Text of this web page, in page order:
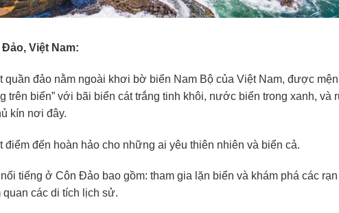
Việt Nam:
quần đảo nằm ngoài khơi bờ biển Nam Bộ của Việt Nam, được
trên biển” với bãi biển cát trắng tinh khôi, nước biển trong xanh, và
kín nơi đây.
điểm đến hoàn hảo cho những ai yêu thiên nhiên và biển cả.
tiếng ở Côn Đảo bao gồm: tham gia lặn biển và khám phá các
quan các di tích lịch sử.